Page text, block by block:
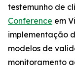
testemunho de
Conference em
implementação
modelos de
monitoramento